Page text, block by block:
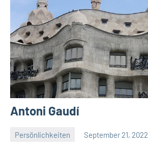
Antoni Gaudí
Persönlichkeiten September 21, 2022